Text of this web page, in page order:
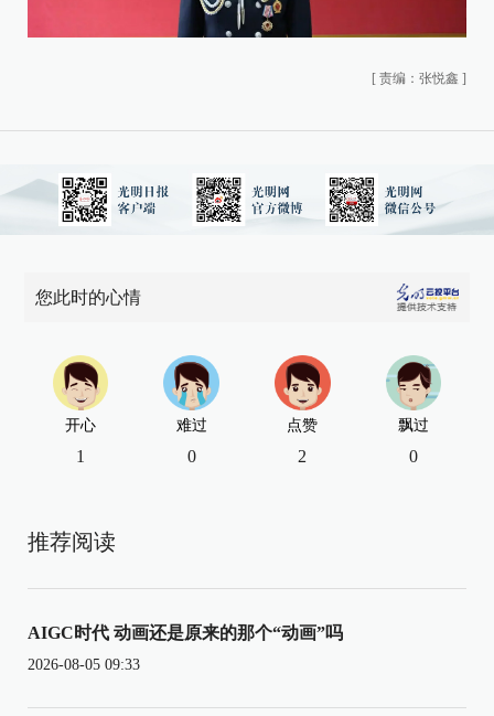
[ 责编：张悦鑫 ]
您此时的心情
开心
1
难过
0
点赞
2
飘过
0
推荐阅读
AIGC时代 动画还是原来的那个“动画”吗
2026-08-05 09:33